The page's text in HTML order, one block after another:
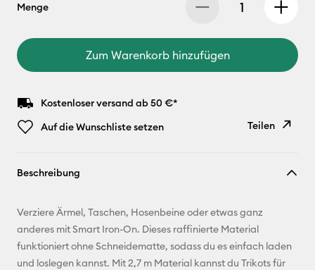
Menge
Zum Warenkorb hinzufügen
Kostenloser versand ab 50 €*
Auf die Wunschliste setzen
Teilen
Adresse
Pinterest
Beschreibung
Verziere Ärmel, Taschen, Hosenbeine oder etwas ganz
anderes mit Smart Iron-On. Dieses raffinierte Material
funktioniert ohne Schneidematte, sodass du es einfach laden
und loslegen kannst. Mit 2,7 m Material kannst du Trikots für